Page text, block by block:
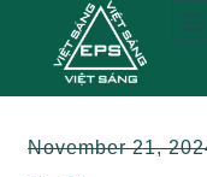
November 21,